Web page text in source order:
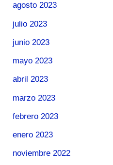
agosto 2023
julio 2023
junio 2023
mayo 2023
abril 2023
marzo 2023
febrero 2023
enero 2023
noviembre 2022